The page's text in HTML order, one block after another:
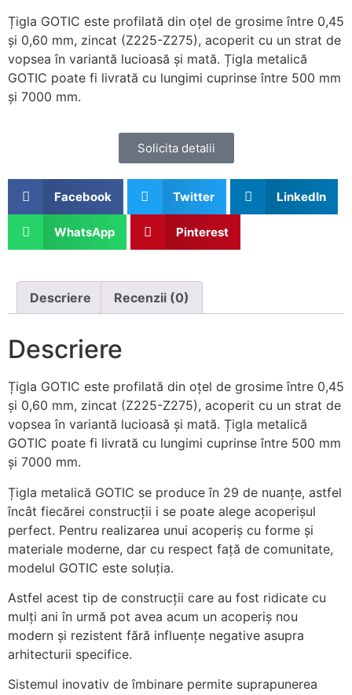
Țigla GOTIC este profilată din oțel de grosime între 0,45
și 0,60 mm, zincat (Z225-Z275), acoperit cu un strat de
vopsea în variantă lucioasă și mată. Țigla metalică
GOTIC poate fi livrată cu lungimi cuprinse între 500 mm
și 7000 mm.
Solicita detalii
Facebook Twitter LinkedIn
WhatsApp Pinterest
Descriere Recenzii (0)
Descriere
Țigla GOTIC este profilată din oțel de grosime între 0,45
și 0,60 mm, zincat (Z225-Z275), acoperit cu un strat de
vopsea în variantă lucioasă și mată. Țigla metalică
GOTIC poate fi livrată cu lungimi cuprinse între 500 mm
și 7000 mm.
Țigla metalică GOTIC se produce în 29 de nuanțe, astfel
încât fiecărei construcții i se poate alege acoperișul
perfect. Pentru realizarea unui acoperiș cu forme și
materiale moderne, dar cu respect față de comunitate,
modelul GOTIC este soluția.
Astfel acest tip de construcții care au fost ridicate cu
mulți ani în urmă pot avea acum un acoperiș nou
modern și rezistent fără influențe negative asupra
arhitecturii specifice.
Sistemul inovativ de îmbinare permite suprapunerea